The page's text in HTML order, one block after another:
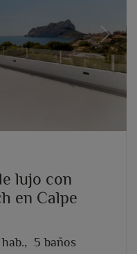
Next
lujo con
en Calpe
5 baños